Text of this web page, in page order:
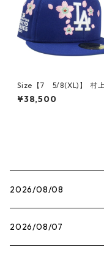
Size【7 5/8(XL)】 村上
ラカミタカシ ×MLB
ur Tokyo Series 2025
¥38,500
2026/08/08
2026/08/07